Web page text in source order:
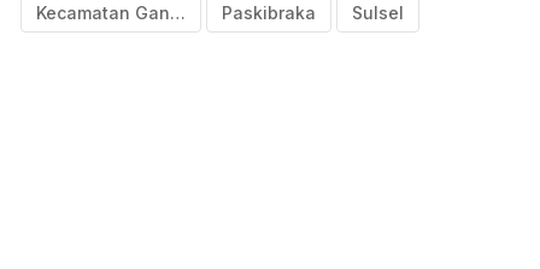
Kecamatan Gantarang Paskibraka Sulsel